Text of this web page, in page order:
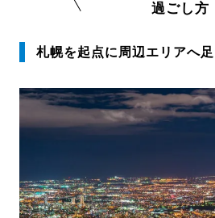
過ごし方
札幌を起点に周辺エリアへ